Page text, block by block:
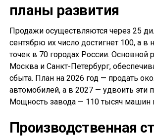
планы развития
Продажи осуществляются через 25
сентябрю их число достигнет 100, а в
точек в 70 городах России. Основной
Москва и Санкт-Петербург,
сбыта. План на 2026 год — продать
автомобилей, а в 2027 — удвоить эти
Мощность завода — 110 тысяч машин
Производственная